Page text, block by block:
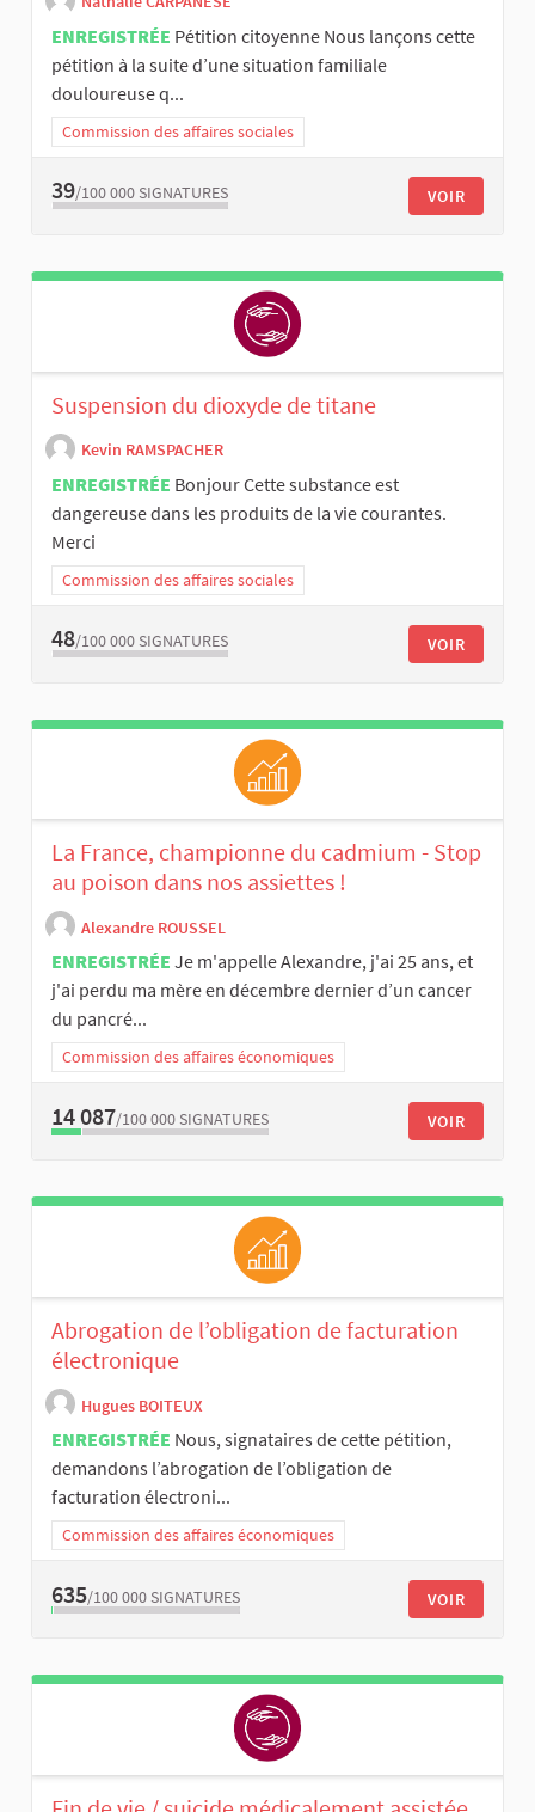
ENREGISTRÉE Pétition citoyenne Nous lançons cette
pétition à la suite d’une situation familiale
douloureuse q...
Commission des affaires sociales
39/100 000 SIGNATURES VOIR
Suspension du dioxyde de titane
Kevin RAMSPACHER
ENREGISTRÉE Bonjour Cette substance est
dangereuse dans les produits de la vie courantes.
Merci
Commission des affaires sociales
48/100 000 SIGNATURES VOIR
La France, championne du cadmium - Stop
au poison dans nos assiettes !
Alexandre ROUSSEL
ENREGISTRÉE Je m'appelle Alexandre, j'ai 25 ans, et
j'ai perdu ma mère en décembre dernier d’un cancer
du pancré...
Commission des affaires économiques
14 087/100 000 SIGNATURES VOIR
Abrogation de l’obligation de facturation
électronique
Hugues BOITEUX
ENREGISTRÉE Nous, signataires de cette pétition,
demandons l’abrogation de l’obligation de
facturation électroni...
Commission des affaires économiques
635/100 000 SIGNATURES VOIR